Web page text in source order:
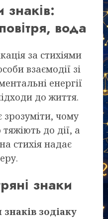
знаків:
вода
за стихіями
взаємодії зі
енергії
до життя.
чому
до дії, а
стихія надає
знаки
знаків зодіаку